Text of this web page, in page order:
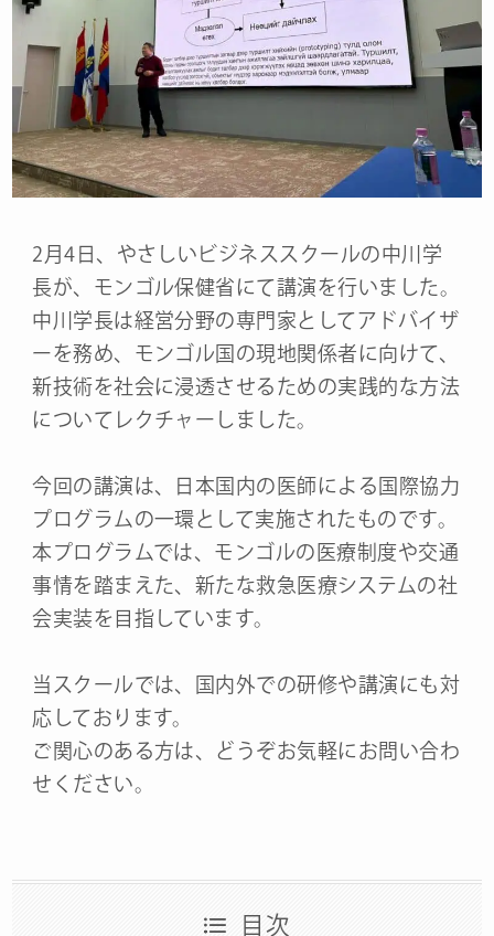
2月4日、やさしいビジネススクールの中川学
長が、モンゴル保健省にて講演を行いました。
中川学長は経営分野の専門家としてアドバイザ
ーを務め、モンゴル国の現地関係者に向けて、
新技術を社会に浸透させるための実践的な方法
についてレクチャーしました。
今回の講演は、日本国内の医師による国際協力
プログラムの一環として実施されたものです。
本プログラムでは、モンゴルの医療制度や交通
事情を踏まえた、新たな救急医療システムの社
会実装を目指しています。
当スクールでは、国内外での研修や講演にも対
応しております。
ご関心のある方は、どうぞお気軽にお問い合わ
せください。
目次